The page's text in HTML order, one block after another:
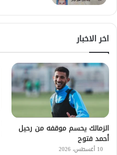
اخر الاخبار
الزمالك يحسم موقفه من رحيل
أحمد فتوح
10 أغسطس، 2026